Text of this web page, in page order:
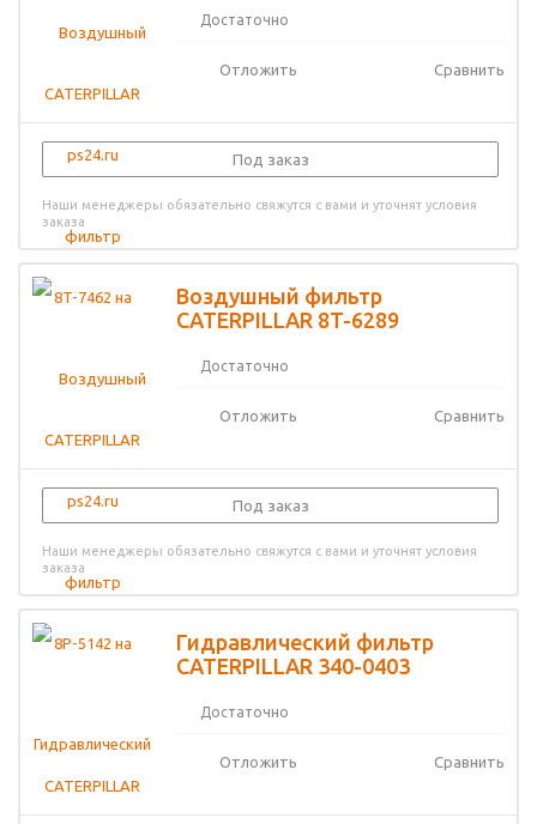
Достаточно
Отложить Сравнить
Под заказ
Наши менеджеры обязательно свяжутся с вами и уточнят условия
заказа
Воздушный фильтр
CATERPILLAR 8T-6289
Достаточно
Отложить Сравнить
Под заказ
Наши менеджеры обязательно свяжутся с вами и уточнят условия
заказа
Гидравлический фильтр
CATERPILLAR 340-0403
Достаточно
Отложить Сравнить